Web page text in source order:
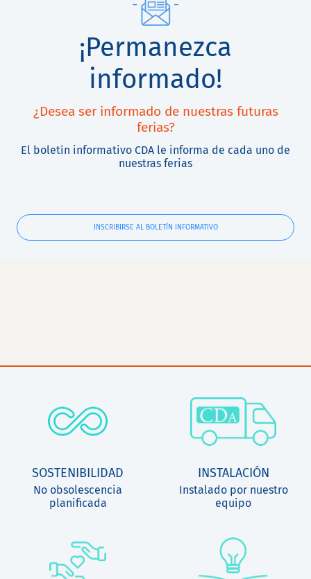
¡Permanezca
informado!
¿Desea ser informado de nuestras futuras
ferias?
El boletín informativo CDA le informa de cada uno de
nuestras ferias
INSCRIBIRSE AL BOLETÍN INFORMATIVO
SOSTENIBILIDAD
No obsolescencia
planificada
INSTALACIÓN
Instalado por nuestro
equipo